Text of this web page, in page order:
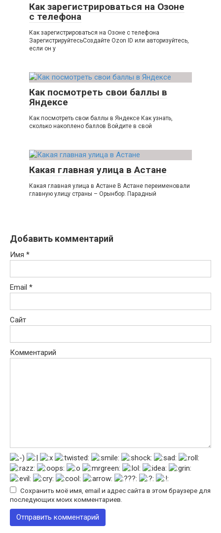
Как зарегистрироваться на Озоне
с телефона
Как зарегистрироваться на Озоне с телефона
ЗарегистрируйтесьСоздайте Ozon ID или авторизуйтесь,
если он у
Как посмотреть свои баллы в
Яндексе
Как посмотреть свои баллы в Яндексе Как узнать,
сколько накоплено баллов Войдите в свой
Какая главная улица в Астане
Какая главная улица в Астане В Астане переименовали
главную улицу страны – Орынбор. Парадный
Добавить комментарий
Имя *
Email *
Сайт
Комментарий
Сохранить моё имя, email и адрес сайта в этом браузере для
последующих моих комментариев.